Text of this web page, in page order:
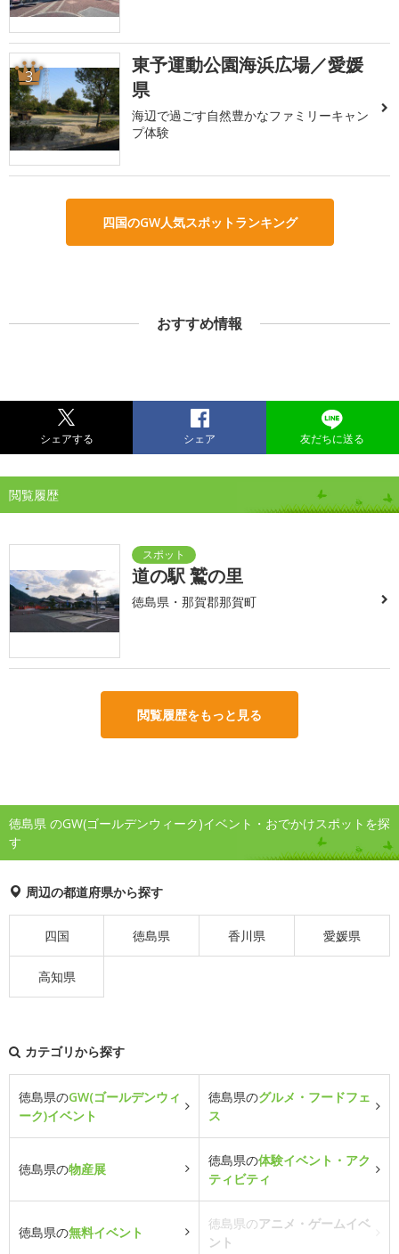
3
東予運動公園海浜広場／愛媛
県
海辺で過ごす自然豊かなファミリーキャン
プ体験
四国のGW人気スポットランキング
おすすめ情報
シェアする シェア 友だちに送る
閲覧履歴
道の駅 鷲の里
徳島県・那賀郡那賀町
閲覧履歴をもっと見る
徳島県 のGW(ゴールデンウィーク)イベント・おでかけスポットを探
す
周辺の都道府県から探す
四国 徳島県 香川県 愛媛県
高知県
カテゴリから探す
徳島県のGW(ゴールデンウィ
ーク)イベント
徳島県のグルメ・フードフェ
ス
徳島県の物産展
徳島県の体験イベント・アク
ティビティ
徳島県の無料イベント
徳島県のアニメ・ゲームイベ
ント